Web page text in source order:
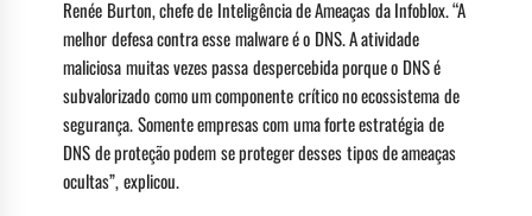
Renée Burton, chefe de Inteligência de Ameaças da Infoblox. “A
melhor defesa contra esse malware é o DNS. A atividade
maliciosa muitas vezes passa despercebida porque o DNS é
subvalorizado como um componente crítico no ecossistema de
segurança. Somente empresas com uma forte estratégia de
DNS de proteção podem se proteger desses tipos de ameaças
ocultas”, explicou.